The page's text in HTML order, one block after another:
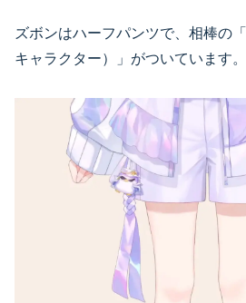
ズボンはハーフパンツで、相棒の
キャラクター）」がついています。